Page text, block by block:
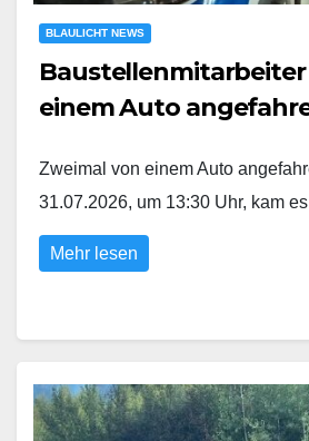
BLAULICHT NEWS
einem Auto
Zweimal von einem Auto
31.07.2026, um 13:30 Uhr, kam
Mehr lesen